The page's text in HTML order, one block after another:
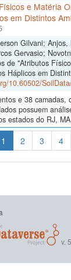
e Matéria
em Distintos
Gilvani;
Gervasio;
de "Atributos
Háplicos em
10.60502/
e 38 camadas,
possuem
estados do RJ,
1 (Atual)
2 3 4
v.